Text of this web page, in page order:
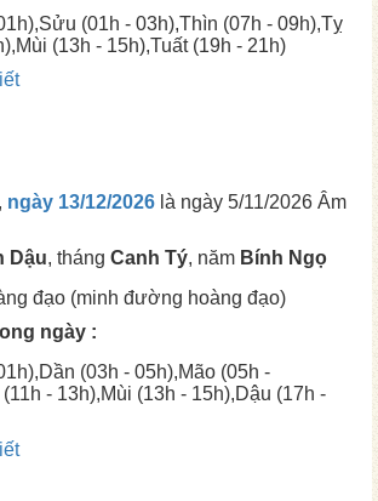
Sửu (01h - 03h),Thìn (07h - 09h),Tỵ
Mùi (13h - 15h),Tuất(19h - 21h)
ngày 13/12/2026 là ngày 5/11/2026 Âm
Dậu, tháng Canh Tý, năm Bính Ngọ
đạo (minh đường hoàng đạo)
ngày :
Dần (03h - 05h),Mão (05h -
(11h - 13h),Mùi (13h - 15h),Dậu (17h -